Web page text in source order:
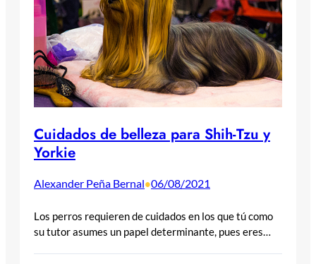
Cuidados de belleza para Shih-Tzu y
Yorkie
Alexander Peña Bernal•06/08/2021
Los perros requieren de cuidados en los que tú como
su tutor asumes un papel determinante, pues eres…